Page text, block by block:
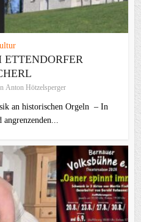
Anton Hötzelsperger
an historischen Orgeln – In